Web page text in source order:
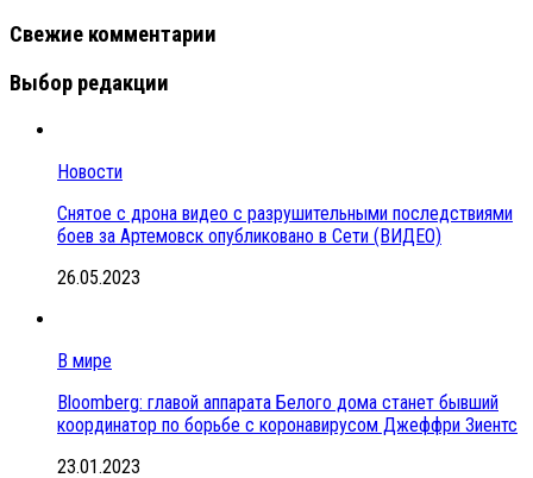
Свежие комментарии
Выбор редакции
Новости
Снятое с дрона видео с разрушительными последствиями
боев за Артемовск опубликовано в Сети (ВИДЕО)
26.05.2023
В мире
Bloomberg: главой аппарата Белого дома станет бывший
координатор по борьбе с коронавирусом Джеффри Зиентс
23.01.2023